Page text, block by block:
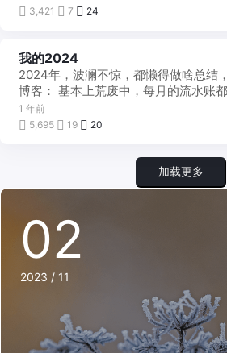
3,421
7 24
每
月
一
帖
我的2024
2024年，波澜不惊，都懒得做啥总结
博客： 基本上荒废中，每月的流水账
水，memos记录了一段时 ...
1 年前
5,695
19 20
加载更多
02
2023 / 11